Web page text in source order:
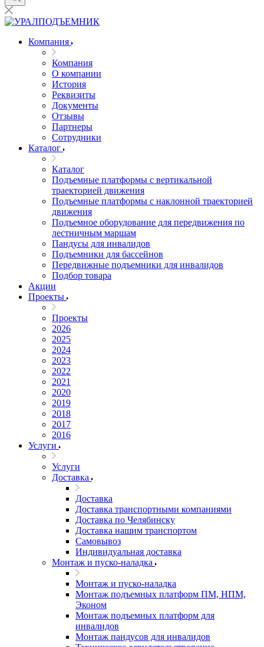
Компания
Компания
О компании
История
Реквизиты
Документы
Отзывы
Партнеры
Сотрудники
Каталог
Каталог
Подъемные платформы с вертикальной
траекторией движения
Подъемные платформы с наклонной траекторией
движения
Подъемное оборудование для передвижения по
лестничным маршам
Пандусы для инвалидов
Подъемники для бассейнов
Передвижные подъемники для инвалидов
Подбор товара
Акции
Проекты
Проекты
2026
2025
2024
2023
2022
2021
2020
2019
2018
2017
2016
Услуги
Услуги
Доставка
Доставка
Доставка транспортными компаниями
Доставка по Челябинску
Доставка нашим транспортом
Самовывоз
Индивидуальная доставка
Монтаж и пуско-наладка
Монтаж и пуско-наладка
Монтаж подъемных платформ ПМ, НПМ,
Эконом
Монтаж подъемных платформ для
инвалидов
Монтаж пандусов для инвалидов